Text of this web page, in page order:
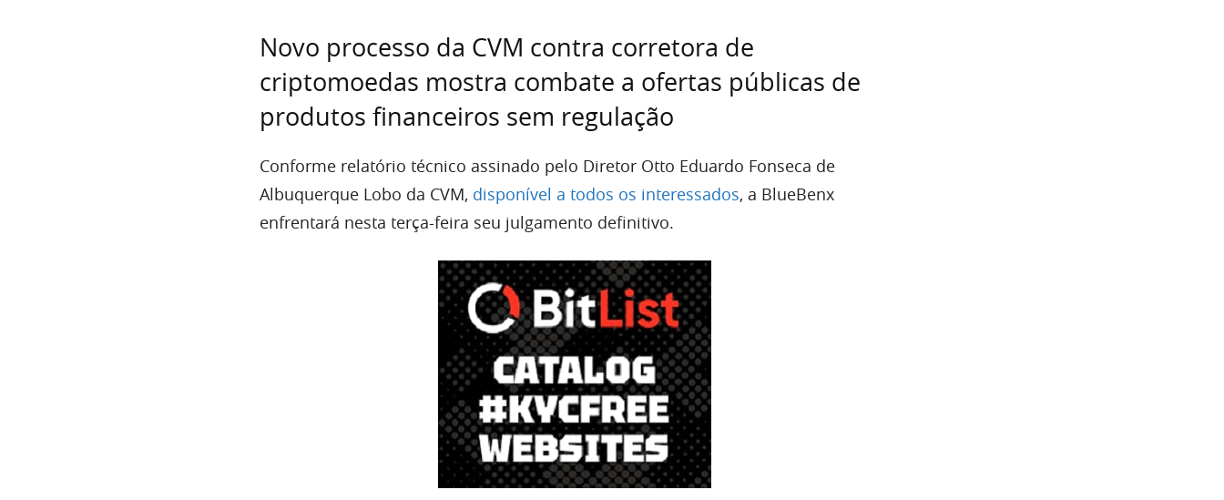
Novo processo da CVM contra corretora de
criptomoedas mostra combate a ofertas públicas de
produtos financeiros sem regulação
Conforme relatório técnico assinado pelo Diretor Otto Eduardo Fonseca de
Albuquerque Lobo da CVM, disponível a todos os interessados, a BlueBenx
enfrentará nesta terça-feira seu julgamento definitivo.